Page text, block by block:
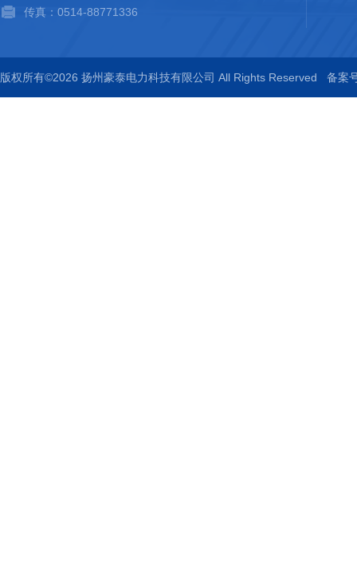
传真：0514-88771336
版权所有©2026 扬州豪泰电力科技有限公司 All Rights Reserved 备案